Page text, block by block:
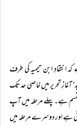
ابن تیمیہ کی طرف
آغازِ تحریر میں خاصی حد تک
ہے۔پہلے مرحلہ میں آپ
ہے اور دوسرے مرحلہ میں